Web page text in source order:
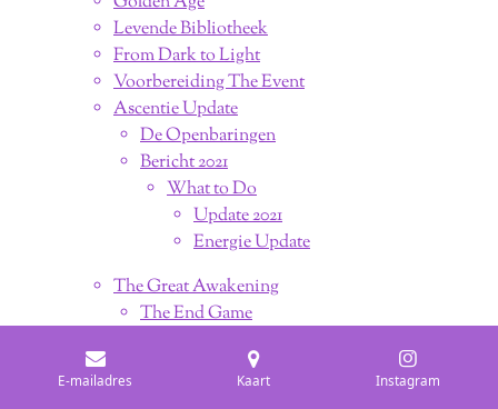
Levende Bibliotheek
From Dark to Light
Voorbereiding The Event
Ascentie Update
De Openbaringen
Bericht 2021
What to Do
Update 2021
Energie Update
The Great Awakening
The End Game
Next Level Communication
Wereldvrede Ligt in onze Handen
E-mailadres Kaart Instagram